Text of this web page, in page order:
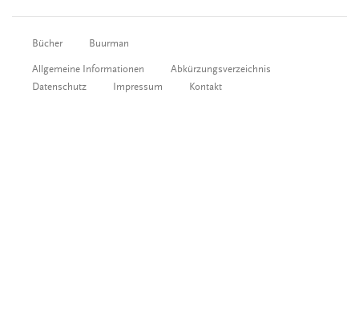
Bücher Buurman
Allgemeine Informationen
Abkürzungsverzeichnis
Datenschutz
Impressum Kontakt